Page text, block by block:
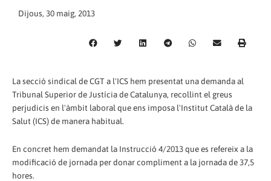
Dijous, 30 maig, 2013
La secció sindical de CGT a l'ICS hem presentat una demanda al
Tribunal Superior de Justícia de Catalunya, recollint el greus
perjudicis en l'àmbit laboral que ens imposa l'Institut Català de la
Salut (ICS) de manera habitual.
En concret hem demandat la Instrucció 4/2013 que es refereix a la
modificació de jornada per donar compliment a la jornada de 37,5
hores.